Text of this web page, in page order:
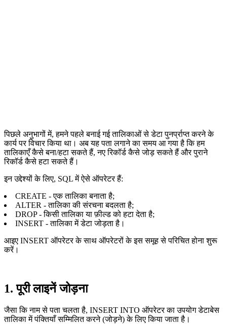
पिछले अनुभागों में, हमने पहले बनाई गई तालिकाओं से डेटा पुनर्प्राप्त करने के
कार्य पर विचार किया था। अब यह पता लगाने का समय आ गया है कि हम
तालिकाएँ कैसे बना/हटा सकते हैं, नए रिकॉर्ड कैसे जोड़ सकते हैं और पुराने
रिकॉर्ड कैसे हटा सकते हैं।
इन उद्देश्यों के लिए, SQL में ऐसे ऑपरेटर हैं:
CREATE - एक तालिका बनाता है;
ALTER - तालिका की संरचना बदलता है;
DROP - किसी तालिका या फ़ील्ड को हटा देता है;
INSERT - तालिका में डेटा जोड़ता है।
आइए INSERT ऑपरेटर के साथ ऑपरेटरों के इस समूह से परिचित होना शुरू
करें।
1. पूरी लाइनें जोड़ना
जैसा कि नाम से पता चलता है, INSERT INTO ऑपरेटर का उपयोग डेटाबेस
तालिका में पंक्तियाँ सम्मिलित करने (जोड़ने) के लिए किया जाता है।